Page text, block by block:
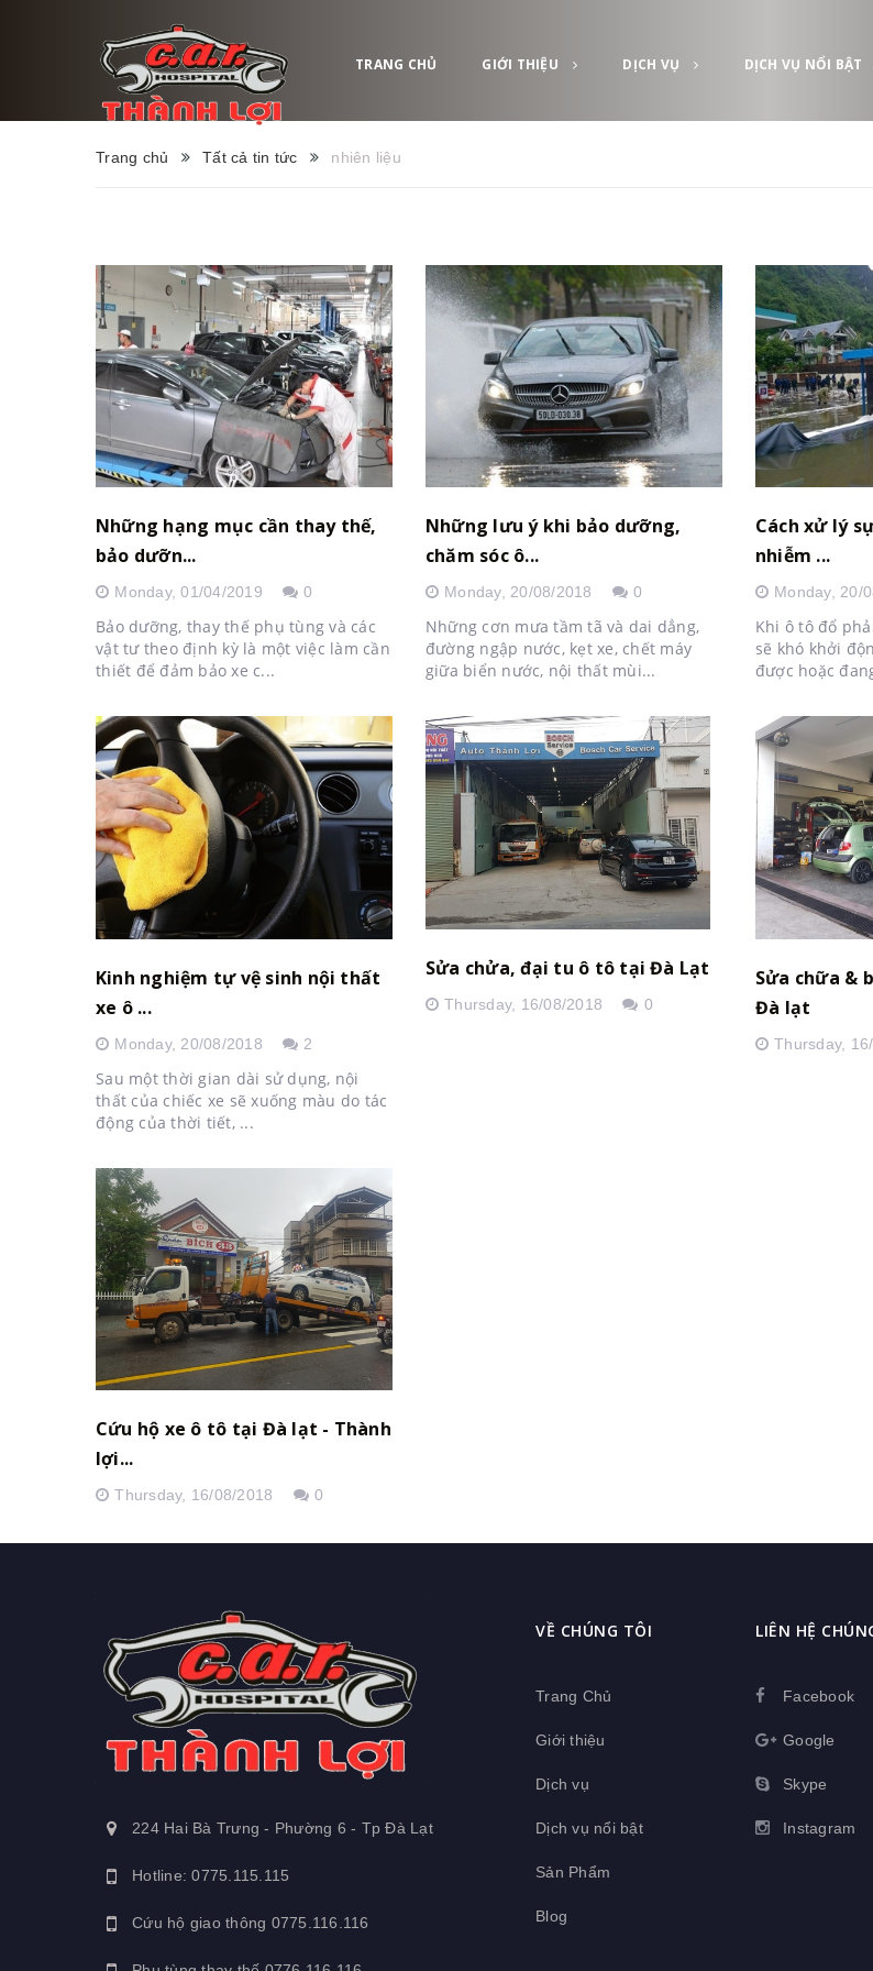
TRANG CHỦ GIỚI THIỆU DỊCH VỤ DỊCH VỤ NỔI BẬT
Trang chủ Tất cả tin tức nhiên liệu
Những hạng mục cần thay thế,
bảo dưỡn...
Monday,01/04/2019 0
Bảo dưỡng, thay thế phụ tùng và các
vật tư theo định kỳ là một việc làm cần
thiết để đảm bảo xe c...
Những lưu ý khi bảo dưỡng,
chăm sóc ô...
Monday, 20/08/2018 0
Những cơn mưa tầm tã và dai dẳng,
đường ngập nước, kẹt xe, chết máy
giữa biển nước, nội thất mùi...
Cách xử lý
nhiễm ...
Monday, 20/
Khi ô tô đổ
sẽ khó khởi
được hoặc
Kinh nghiệm tự vệ sinh nội thất
xe ô ...
Monday, 20/08/2018 2
Sau một thời gian dài sử dụng, nội
thất của chiếc xe sẽ xuống màu do tác
động của thời tiết, ...
Sửa chửa, đại tu ô tô tại Đà Lạt
Thursday, 16/08/2018 0
Sửa chữa &
Đà lạt
Thursday,
Cứu hộ xe ô tô tại Đà lạt - Thành
lợi...
Thursday, 16/08/2018 0
224 Hai Bà Trưng - Phường 6 - Tp Đà Lạt
Hotline: 0775.115.115
Cứu hộ giao thông 0775.116.116
VỀ CHÚNG TÔI
Trang Chủ
Giới thiệu
Dịch vụ
Dịch vụ nổi bật
Sản Phẩm
Blog
LIÊN HỆ
Facebook
Google
Skype
Instagram